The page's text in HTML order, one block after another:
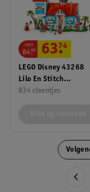
LEGO Disney 43268
Lilo En Stitch
Strandhuis
834 steentjes
van
84.
99 63.
74